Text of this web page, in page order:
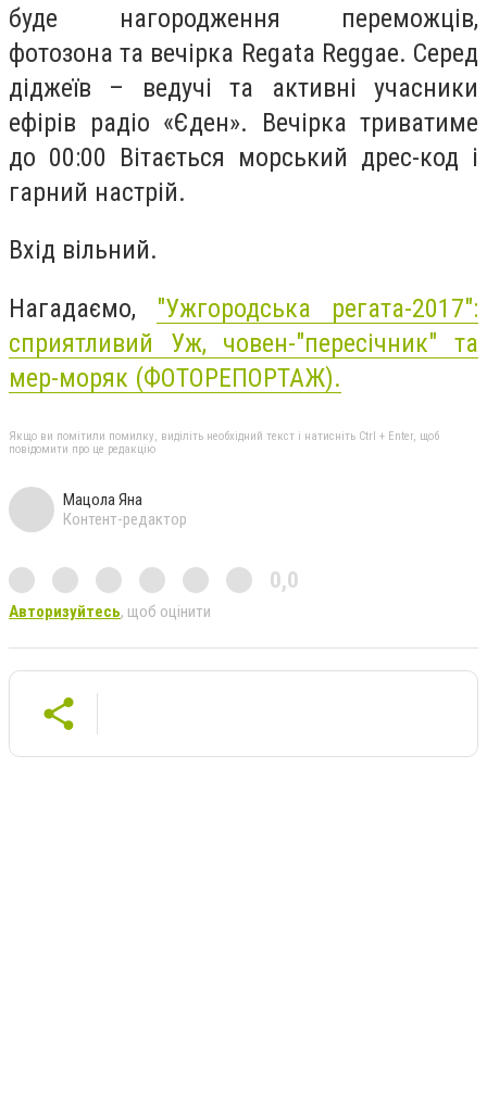
буде нагородження переможців,
фотозона та вечірка Regata Reggae. Серед
діджеїв – ведучі та активні учасники
ефірів радіо «Єден». Вечірка триватиме
до 00:00 Вітається морський дрес-код і
гарний настрій.
Вхід вільний.
Нагадаємо, "Ужгородська регата-2017":
сприятливий Уж, човен-"пересічник" та
мер-моряк (ФОТОРЕПОРТАЖ).
Якщо ви помітили помилку, виділіть необхідний текст і натисніть Ctrl + Enter, щоб
повідомити про це редакцію
Мацола Яна
Контент-редактор
0,0
Авторизуйтесь, щоб оцінити